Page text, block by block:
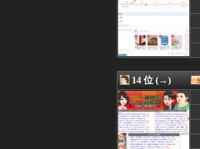
08/07 21:00
08/07 20:45
08/07 20:30
08/07 20:30
08/07 20:12
08/07 20:09
08/07 20:06
08/07 20:03
08/07 20:03
08/07 20:00
08/07 20:00
08/07 19:57
08/07 19:40
08/07 19:39
14 位 (→)